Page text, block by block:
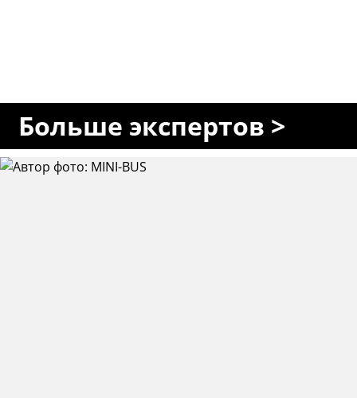
Больше экспертов >